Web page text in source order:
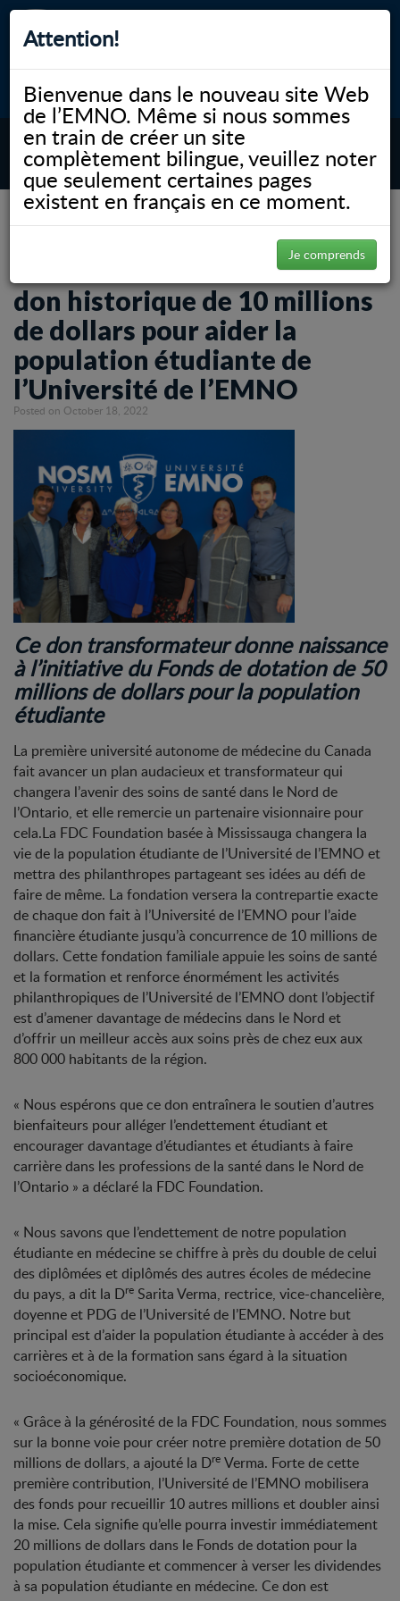
Attention!
Bienvenue dans le nouveau site Web
de l’EMNO. Même si nous sommes
en train de créer un site
complètement bilingue, veuillez noter
que seulement certaines pages
existent en français en ce moment.
Je comprends
myNOSM Accessibilité A- A+ English
MENU
NOSM.ca
News
La FDC Foundation fait un
don historique de 10 millions
de dollars pour aider la
population étudiante de
l’Université de l’EMNO
Posted on October 18, 2022
Ce don transformateur donne naissance
à l’initiative du Fonds de dotation de 50
millions de dollars pour la population
étudiante
La première université autonome de médecine du Canada
fait avancer un plan audacieux et transformateur qui
changera l’avenir des soins de santé dans le Nord de
l’Ontario, et elle remercie un partenaire visionnaire pour
cela.La FDC Foundation basée à Mississauga changera la
vie de la population étudiante de l’Université de l’EMNO et
mettra des philanthropes partageant ses idées au défi de
faire de même. La fondation versera la contrepartie exacte
de chaque don fait à l’Université de l’EMNO pour l’aide
financière étudiante jusqu’à concurrence de 10 millions de
dollars. Cette fondation familiale appuie les soins de santé
et la formation et renforce énormément les activités
philanthropiques de l’Université de l’EMNO dont l’objectif
est d’amener davantage de médecins dans le Nord et
d’offrir un meilleur accès aux soins près de chez eux aux
800 000 habitants de la région.
« Nous espérons que ce don entraînera le soutien d’autres
bienfaiteurs pour alléger l’endettement étudiant et
encourager davantage d’étudiantes et étudiants à faire
carrière dans les professions de la santé dans le Nord de
l’Ontario » a déclaré la FDC Foundation.
« Nous savons que l’endettement de notre population
étudiante en médecine se chiffre à près du double de celui
des diplômées et diplômés des autres écoles de médecine
du pays, a dit la Dre Sarita Verma, rectrice, vice-chancelière,
doyenne et PDG de l’Université de l’EMNO. Notre but
principal est d’aider la population étudiante à accéder à des
carrières et à de la formation sans égard à la situation
socioéconomique.
« Grâce à la générosité de la FDC Foundation, nous sommes
sur la bonne voie pour créer notre première dotation de 50
millions de dollars, a ajouté la Dre Verma. Forte de cette
première contribution, l’Université de l’EMNO mobilisera
des fonds pour recueillir 10 autres millions et doubler ainsi
la mise. Cela signifie qu’elle pourra investir immédiatement
20 millions de dollars dans le Fonds de dotation pour la
population étudiante et commencer à verser les dividendes
à sa population étudiante en médecine. Ce don est